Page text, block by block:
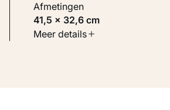
Afmetingen
41,5 × 32,6 cm
Soort werk
Meer details